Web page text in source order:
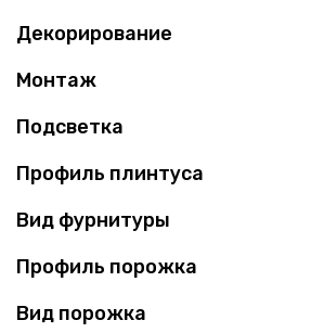
Декорирование
Монтаж
Подсветка
Профиль плинтуса
Вид фурнитуры
Профиль порожка
Вид порожка